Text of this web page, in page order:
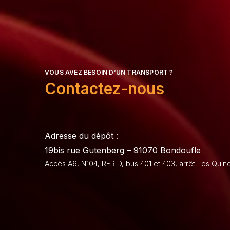
VOUS AVEZ BESOIN D’UN TRANSPORT ?
Contactez-nous
Adresse du dépôt :
19bis rue Gutenberg – 91070 Bondoufle
Accès A6, N104, RER D, bus 401 et 403, arrêt Les